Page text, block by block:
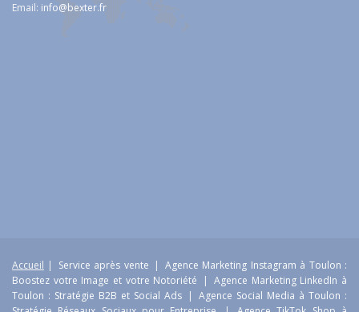
Email: info@bexter.fr
Accueil | Service après vente | Agence Marketing Instagram à Toulon :
Boostez votre Image et votre Notoriété
| Agence Marketing LinkedIn à
Toulon : Stratégie B2B et Social Ads | Agence Social Media à Toulon :